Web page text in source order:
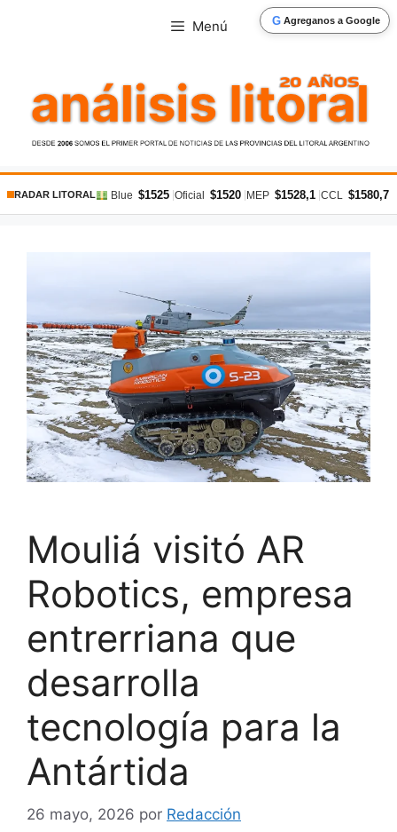
G Agreganos a Google
Menú
RADAR LITORAL Blue $1525 Oficial $1520 MEP $1528,1 CCL $1580,7
Mouliá visitó AR
Robotics, empresa
entrerriana que
desarrolla
tecnología para la
Antártida
26 mayo, 2026 por Redacción